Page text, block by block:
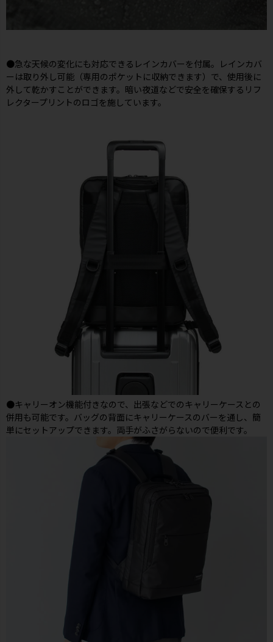
●急な天候の変化にも対応できるレインカバーを付属。レインカバ
ーは取り外し可能（専用のポケットに収納できます）で、使用後に
外して乾かすことができます。暗い夜道などで安全を確保するリフ
レクタープリントのロゴを施しています。
●キャリーオン機能付きなので、出張などでのキャリーケースとの
併用も可能です。バッグの背面にキャリーケースのバーを通し、簡
単にセットアップできます。両手がふさがらないので便利です。